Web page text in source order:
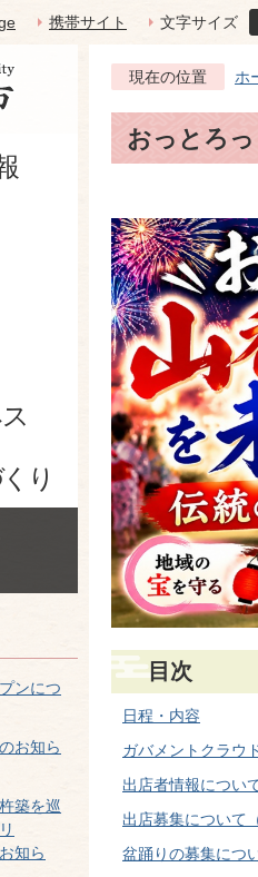
携帯サイト 文字サイズ
り
ンにつ
お知ら
築を巡
知ら
現在の位置 ホ
おっとろ
目次
日程・内容
ガバメントクラウ
出店者情報につい
出店募集について
盆踊りの募集につ